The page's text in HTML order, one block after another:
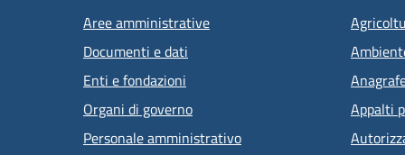
Aree amministrative
Documenti e dati
Enti e fondazioni
Organi di governo
Personale amministrativo
Appalti